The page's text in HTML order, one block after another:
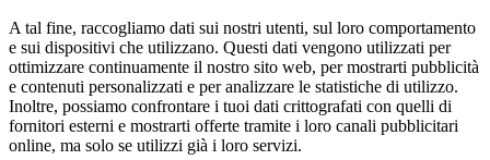
A tal fine, raccogliamo dati sui nostri utenti, sul loro comportamento
e sui dispositivi che utilizzano. Questi dati vengono utilizzati per
ottimizzare continuamente il nostro sito web, per mostrarti pubblicità
e contenuti personalizzati e per analizzare le statistiche di utilizzo.
Inoltre, possiamo confrontare i tuoi dati crittografati con quelli di
fornitori esterni e mostrarti offerte tramite i loro canali pubblicitari
online, ma solo se utilizzi già i loro servizi.